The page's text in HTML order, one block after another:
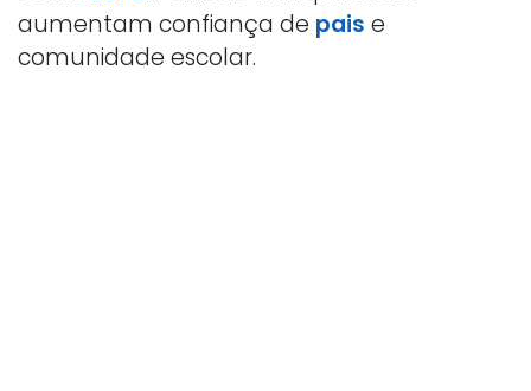
aumentam confiança de pais e
comunidade escolar.